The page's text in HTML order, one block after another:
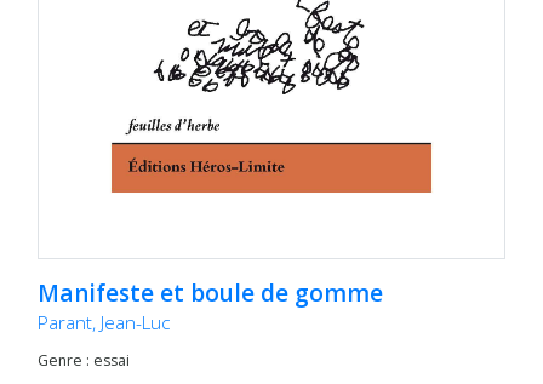
Manifeste et boule de gomme
Parant, Jean-Luc
Genre : essai